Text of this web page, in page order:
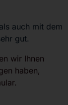
auch mit dem
gut.
wir Ihnen
haben,